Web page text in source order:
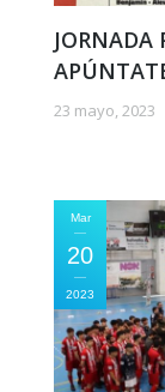
JORNADA
23 mayo, 2023
Mar
20
2023